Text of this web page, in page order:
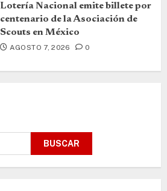
Lotería Nacional emite billete por
centenario de la Asociación de
Scouts en México
AGOSTO 7, 2026 0
BUSCAR